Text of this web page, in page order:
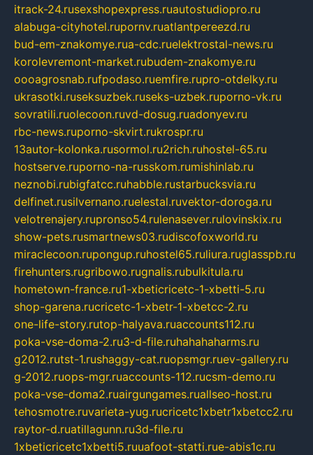
itrack-24.rusexshopexpress.ruautostudiopro.ru
alabuga-cityhotel.rupornv.ruatlantpereezd.ru
bud-em-znakomye.rua-cdc.ruelektrostal-news.ru
korolevremont-market.rubudem-znakomye.ru
oooagrosnab.rufpodaso.ruemfire.rupro-otdelky.ru
ukrasotki.ruseksuzbek.ruseks-uzbek.ruporno-vk.ru
sovratili.ruolecoon.ruvd-dosug.ruadonyev.ru
rbc-news.ruporno-skvirt.rukrospr.ru
13autor-kolonka.rusormol.ru2rich.ruhostel-65.ru
hostserve.ruporno-na-russkom.rumishinlab.ru
neznobi.rubigfatcc.ruhabble.rustarbucksvia.ru
delfinet.rusilvernano.ruelestal.ruvektor-doroga.ru
velotrenajery.rupronso54.rulenasever.rulovinskix.ru
show-pets.rusmartnews03.rudiscofoxworld.ru
miraclecoon.rupongup.ruhostel65.ruliura.ruglasspb.ru
firehunters.rugribowo.rugnalis.rubulkitula.ru
hometown-france.ru1-xbeticricetc-1-xbetti-5.ru
shop-garena.rucricetc-1-xbetr-1-xbetcc-2.ru
one-life-story.rutop-halyava.ruaccounts112.ru
poka-vse-doma-2.ru3-d-file.ruhahahaharms.ru
g2012.rutst-1.rushaggy-cat.ruopsmgr.ruev-gallery.ru
g-2012.ruops-mgr.ruaccounts-112.rucsm-demo.ru
poka-vse-doma2.ruairgungames.ruallseo-host.ru
tehosmotre.ruvarieta-yug.rucricetc1xbetr1xbetcc2.ru
raytor-d.ruatillagunn.ru3d-file.ru
1xbeticricetc1xbetti5.ruuafoot-statti.rue-abis1c.ru